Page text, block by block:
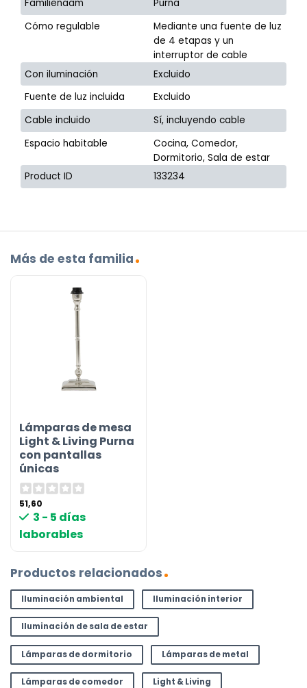
Familienaam
Purna
Cómo regulable
Mediante una fuente de luz
de 4 etapas y un
interruptor de cable
Con iluminación
Excluido
Fuente de luz incluida
Excluido
Cable incluido
Sí, incluyendo cable
Espacio habitable
Cocina, Comedor,
Dormitorio, Sala de estar
Product ID
133234
Más de esta familia
Lámparas de mesa
Light & Living Purna
con pantallas
únicas
51,60
3 - 5 días
laborables
Productos relacionados
Iluminación ambiental Iluminación interior
Iluminación de sala de estar
Lámparas de dormitorio Lámparas de metal
Lámparas de comedor Light & Living